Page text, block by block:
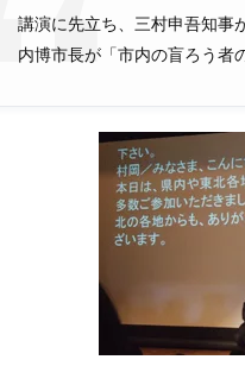
講演に先立ち、三村申吾知事
内博市長が「市内の盲ろう者